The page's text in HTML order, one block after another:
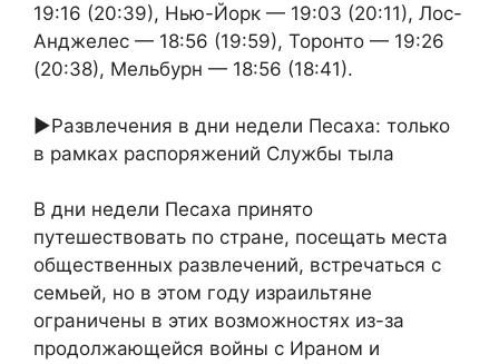
19:16 (20:39), Нью-Йорк — 19:03 (20:11), Лос-
Анджелес — 18:56 (19:59), Торонто — 19:26
(20:38), Мельбурн — 18:56 (18:41).
►Развлечения в дни недели Песаха: только
в рамках распоряжений Службы тыла
В дни недели Песаха принято
путешествовать по стране, посещать места
общественных развлечений, встречаться с
семьей, но в этом году израильтяне
ограничены в этих возможностях из-за
продолжающейся войны с Ираном и